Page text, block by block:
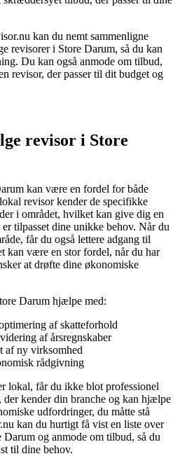
kan du nemt sammenligne
revisorer i Store Darum, så du kan
Du kan også anmode om tilbud,
revisor, der passer til dit budget og
revisor i Store
kan være en fordel for både
revisor kender de specifikke
i området, hvilket kan give dig en
tilpasset dine unikke behov. Når du
får du også lettere adgang til
kan være en stor fordel, når du har
at drøfte dine økonomiske
Darum hjælpe med:
af skatteforhold
af årsregnskaber
af ny virksomhed
rådgivning
lokal, får du ikke blot professionel
der kender din branche og kan hjælpe
udfordringer, du måtte stå
kan du hurtigt få vist en liste over
og anmode om tilbud, så du
til dine behov.